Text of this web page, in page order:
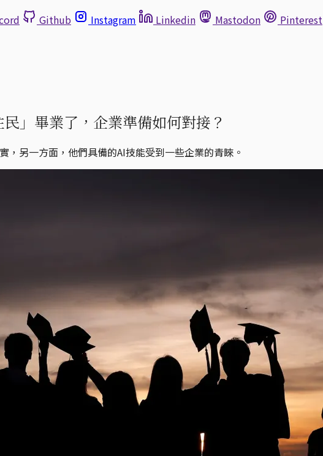
Github Instagram Linkedin Mastodon Pinterest
」畢業了，企業準備如何對接？
，另一方面，他們具備的AI技能受到一些企業的青睞。